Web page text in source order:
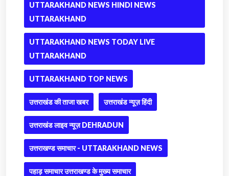
UTTARAKHAND NEWS HINDI NEWS
UTTARAKHAND
UTTARAKHAND NEWS TODAY LIVE
UTTARAKHAND
UTTARAKHAND TOP NEWS
उत्तराखंड की ताजा खबर उत्तराखंड न्यूज़ हिंदी
उत्तराखंड लाइव न्यूज़ DEHRADUN
उत्तराखण्ड समाचार - UTTARAKHAND NEWS
पहाड़ समाचार उत्तराखण्ड के मुख्य समाचार